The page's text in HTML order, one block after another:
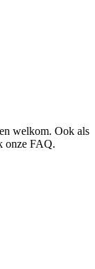
welkom. Ook als
onze FAQ.